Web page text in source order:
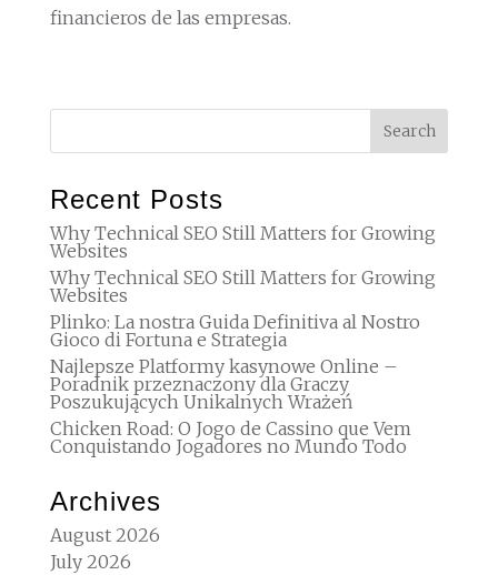
financieros de las empresas.
Recent Posts
Why Technical SEO Still Matters for Growing
Websites
Why Technical SEO Still Matters for Growing
Websites
Plinko: La nostra Guida Definitiva al Nostro
Gioco di Fortuna e Strategia
Najlepsze Platformy kasynowe Online –
Poradnik przeznaczony dla Graczy
Poszukujących Unikalnych Wrażeń
Chicken Road: O Jogo de Cassino que Vem
Conquistando Jogadores no Mundo Todo
Archives
August 2026
July 2026